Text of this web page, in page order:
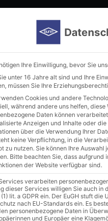
Manufacturer
liquids
Ihre Einwilligung, bevor Sie
unter 16 Jahre alt sind und Ihre
müssen Sie Ihre
Cookies und andere
während andere uns helfen,
Daten können
Anzeigen und Inhalte oder
über die Verwendung Ihrer
keine Verpflichtung, in die
zu nutzen. Sie können Ihre Auswahl
Bitte beachten Sie, dass
der Website verfügbar sind.
verarbeiten
dieser Services willigen Sie auch in
lit. a GDPR ein. Der EuGH stuft
nach EU-Standards ein. Es
personenbezogene Daten in
und Europäer eine